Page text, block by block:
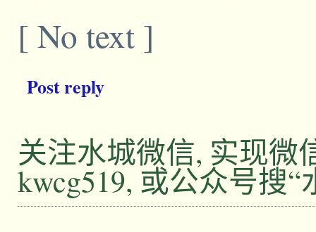
[ No text ]
Post reply
关注水城微信, 实现微
kwcg519, 或公众号搜“